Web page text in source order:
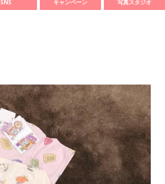
SNS キャンペーン 写真スタジオ